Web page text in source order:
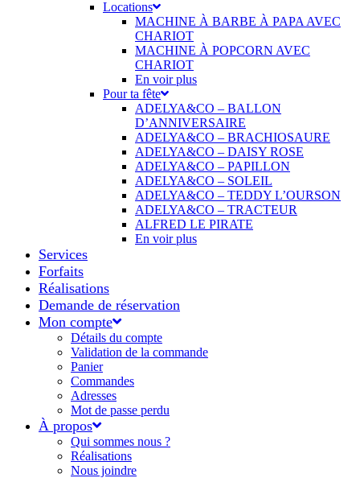
Locations
MACHINE À BARBE À PAPA AVEC
CHARIOT
MACHINE À POPCORN AVEC
CHARIOT
En voir plus
Pour ta fête
ADELYA&CO – BALLON
D’ANNIVERSAIRE
ADELYA&CO – BRACHIOSAURE
ADELYA&CO – DAISY ROSE
ADELYA&CO – PAPILLON
ADELYA&CO – SOLEIL
ADELYA&CO – TEDDY L’OURSON
ADELYA&CO – TRACTEUR
ALFRED LE PIRATE
En voir plus
Services
Forfaits
Réalisations
Demande de réservation
Mon compte
Détails du compte
Validation de la commande
Panier
Commandes
Adresses
Mot de passe perdu
À propos
Qui sommes nous ?
Réalisations
Nous joindre